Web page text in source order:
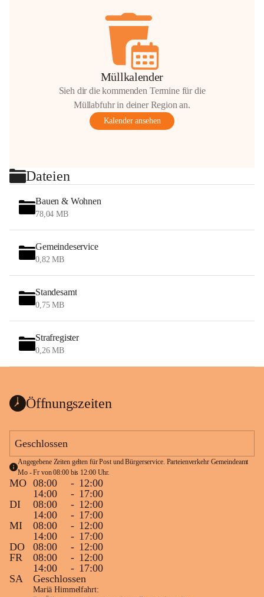
Müllkalender
Sieh dir die kommenden Termine für die
Müllabfuhr in deiner Region an.
Kalender ansehen
Dateien
Bauen & Wohnen
78,04 MB
Gemeindeservice
0,82 MB
Standesamt
0,75 MB
Strafregister
0,26 MB
Öffnungszeiten
Geschlossen
Angegebene Zeiten gelten für Post und Bürgerservice. Parteienverkehr Gemeindeamt
Mo - Fr von 08:00 bis 12:00 Uhr.
MO 08:00 - 12:00
14:00
- 17:00
DI
08:00 - 12:00
14:00
- 17:00
MI
08:00 - 12:00
14:00
- 17:00
DO
08:00 - 12:00
FR
08:00 - 12:00
14:00
- 17:00
SA
Geschlossen
Mariä Himmelfahrt: